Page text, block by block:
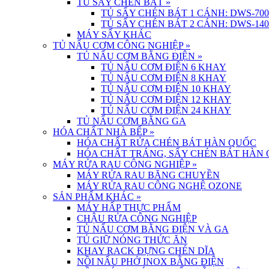
TỦ SẤY CHÉN BÁT »
TỦ SẤY CHÉN BÁT 1 CÁNH: DWS-700
TỦ SẤY CHÉN BÁT 2 CÁNH: DWS-
MÁY SẤY KHÁC
TỦ NẤU CƠM CÔNG NGHIỆP »
TỦ NẤU CƠM BẰNG ĐIỆN »
TỦ NẤU CƠM ĐIỆN 6 KHAY
TỦ NẤU CƠM ĐIỆN 8 KHAY
TỦ NẤU CƠM ĐIỆN 10 KHAY
TỦ NẤU CƠM ĐIỆN 12 KHAY
TỦ NẤU CƠM ĐIỆN 24 KHAY
TỦ NẤU CƠM BẰNG GA
HÓA CHẤT NHÀ BẾP »
HÓA CHẤT RỬA CHÉN BÁT HÀN QUỐC
HÓA CHẤT TRÁNG, SẤY CHÉN BÁT HÀN
MÁY RỬA RAU CÔNG NGHIỆP »
MÁY RỬA RAU BĂNG CHUYỀN
MÁY RỬA RAU CÔNG NGHỆ OZONE
SẢN PHẨM KHÁC »
MÁY HẤP THỰC PHẨM
CHẬU RỬA CÔNG NGHIỆP
TỦ NẤU CƠM BẰNG ĐIỆN VÀ GA
TỦ GIỮ NÓNG THỨC ĂN
KHAY RACK ĐỰNG CHÉN DĨA
NỒI NẤU PHỞ INOX BẰNG ĐIỆN